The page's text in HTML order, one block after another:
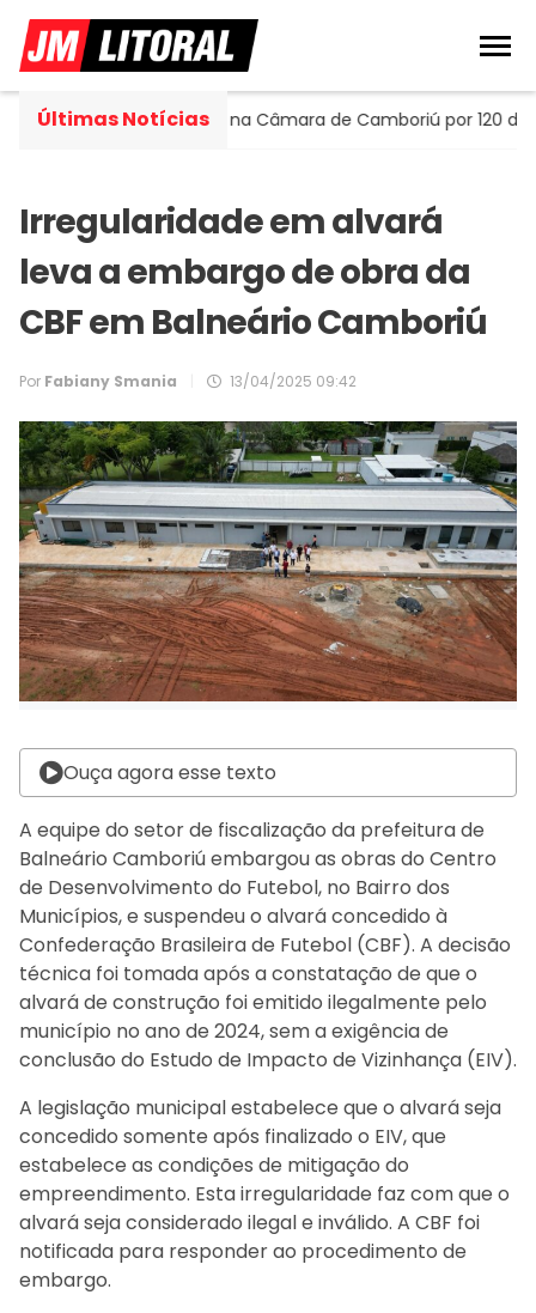
Últimas Notícias
assume cadeira na Câmara de Camboriú por 120 dias
Irregularidade em alvará
leva a embargo de obra da
CBF em Balneário Camboriú
Por Fabiany Smania 13/04/2025 09:42
Ouça agora esse texto
A equipe do setor de fiscalização da prefeitura de
Balneário Camboriú embargou as obras do Centro
de Desenvolvimento do Futebol, no Bairro dos
Municípios, e suspendeu o alvará concedido à
Confederação Brasileira de Futebol (CBF). A decisão
técnica foi tomada após a constatação de que o
alvará de construção foi emitido ilegalmente pelo
município no ano de 2024, sem a exigência de
conclusão do Estudo de Impacto de Vizinhança (EIV).
A legislação municipal estabelece que o alvará seja
concedido somente após finalizado o EIV, que
estabelece as condições de mitigação do
empreendimento. Esta irregularidade faz com que o
alvará seja considerado ilegal e inválido. A CBF foi
notificada para responder ao procedimento de
embargo.